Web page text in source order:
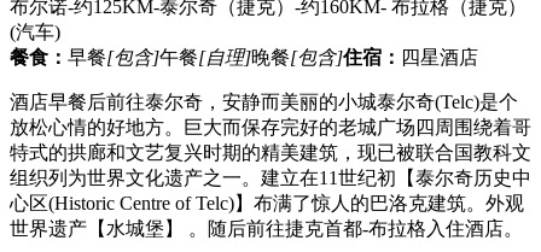
布尔诺-约125KM-泰尔奇（捷克）-约160KM- 布拉格（捷克）
(汽车)
餐食： 早餐[包含]午餐[自理]晚餐[包含]住宿： 四星酒店
酒店早餐后前往泰尔奇，安静而美丽的小城泰尔奇(Telc)是个
放松心情的好地方。巨大而保存完好的老城广场四周围绕着哥
特式的拱廊和文艺复兴时期的精美建筑，现已被联合国教科文
组织列为世界文化遗产之一。建立在11世纪初【泰尔奇历史中
心区(Historic Centre of Telc)】布满了惊人的巴洛克建筑。外观
世界遗产【水城堡】 。随后前往捷克首都-布拉格入住酒店。